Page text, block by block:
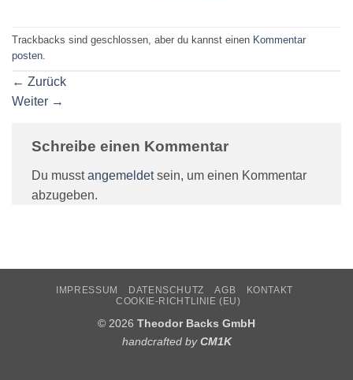
Trackbacks sind geschlossen, aber du kannst einen Kommentar
posten.
← Zurück
Weiter →
Schreibe einen Kommentar
Du musstangemeldetsein, um einen Kommentar
abzugeben.
IMPRESSUM DATENSCHUTZ AGB
KONTAKT
COOKIE-RICHTLINIE (EU)
© 2026 Theodor Backs GmbH
handcrafted byCM1K